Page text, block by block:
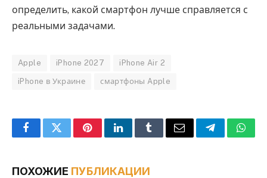
определить, какой смартфон лучше справляется с
реальными задачами.
Apple iPhone 2027 iPhone Air 2
iPhone в Украине смартфоны Apple
FacebookTwitterPinterestLinkedInTumblrEmail Telegram
ПОХОЖИЕ ПУБЛИКАЦИИ